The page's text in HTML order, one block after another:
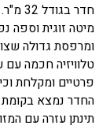
חדר
מיטה זוגית וספה
ומרפסת גדולה
טלוויזיה חכמה עם
פרטיים ומקלחת
החדר נמצא בקומת
תינתן עזרה עם